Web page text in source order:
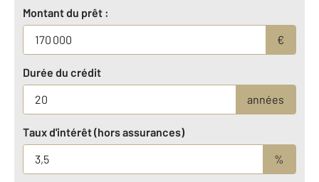
Montant du prêt :
€
Durée du crédit
années
Taux d'intérêt (hors assurances)
%